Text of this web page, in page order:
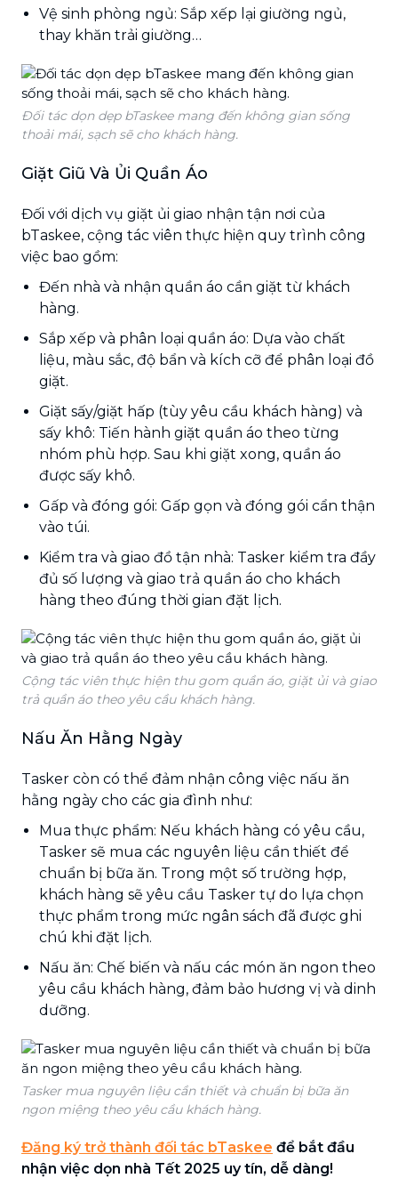
Vệ sinh phòng ngủ: Sắp xếp lại giường ngủ,
thay khăn trải giường…
Đối tác dọn dẹp bTaskee mang đến không gian sống
thoải mái, sạch sẽ cho khách hàng.
Giặt Giũ Và Ủi Quần Áo
Đối với dịch vụ giặt ủi giao nhận tận nơi của
bTaskee, cộng tác viên thực hiện quy trình công
việc bao gồm:
Đến nhà và nhận quần áo cần giặt từ khách
hàng.
Sắp xếp và phân loại quần áo: Dựa vào chất
liệu, màu sắc, độ bẩn và kích cỡ để phân loại đồ
giặt.
Giặt sấy/giặt hấp (tùy yêu cầu khách hàng) và
sấy khô: Tiến hành giặt quần áo theo từng
nhóm phù hợp. Sau khi giặt xong, quần áo
được sấy khô.
Gấp và đóng gói: Gấp gọn và đóng gói cẩn thận
vào túi.
Kiểm tra và giao đồ tận nhà: Tasker kiểm tra đầy
đủ số lượng và giao trả quần áo cho khách
hàng theo đúng thời gian đặt lịch.
Cộng tác viên thực hiện thu gom quần áo, giặt ủi và giao
trả quần áo theo yêu cầu khách hàng.
Nấu Ăn Hằng Ngày
Tasker còn có thể đảm nhận công việc nấu ăn
hằng ngày cho các gia đình như:
Mua thực phẩm: Nếu khách hàng có yêu cầu,
Tasker sẽ mua các nguyên liệu cần thiết để
chuẩn bị bữa ăn. Trong một số trường hợp,
khách hàng sẽ yêu cầu Tasker tự do lựa chọn
thực phẩm trong mức ngân sách đã được ghi
chú khi đặt lịch.
Nấu ăn: Chế biến và nấu các món ăn ngon theo
yêu cầu khách hàng, đảm bảo hương vị và dinh
dưỡng.
Tasker mua nguyên liệu cần thiết và chuẩn bị bữa ăn
ngon miệng theo yêu cầu khách hàng.
Đăng ký trở thành đối tác bTaskee để bắt đầu
nhận việc dọn nhà Tết 2025 uy tín, dễ dàng!